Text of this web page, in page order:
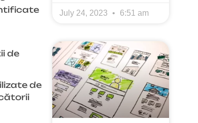
de
de
July 24, 2023 6:51 am